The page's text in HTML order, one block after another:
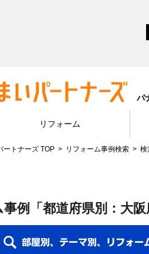
パ
リフォーム
ートナーズ TOP リフォーム事例検索 検
事例「都道府県別：大